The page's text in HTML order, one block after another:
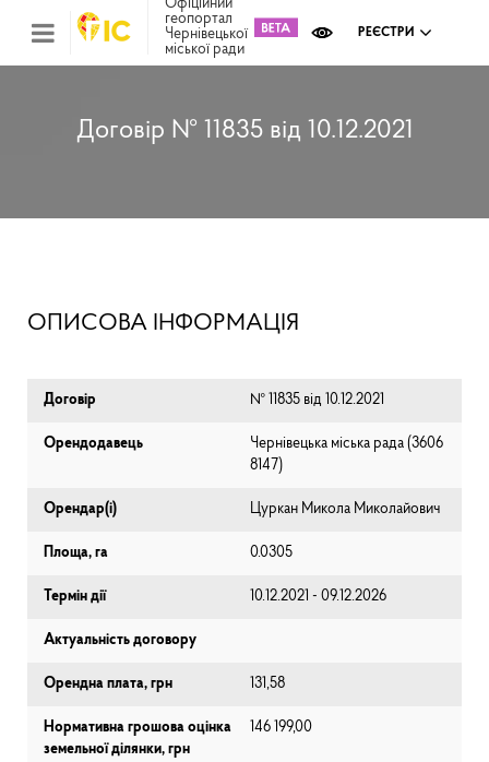
Офіційний
геопортал
Чернівецької
міської ради
РЕЄСТРИ
Договір № 11835 від 10.12.2021
ОПИСОВА ІНФОРМАЦІЯ
Договір № 11835 від 10.12.2021
Орендодавець
Чернівецька міська рада (⁨3606
8147⁩)
Орендар(і) Цуркан Микола Миколайович
Площа, га 0.0305
Термін дії 10.12.2021 - 09.12.2026
Актуальність договору
Орендна плата, грн 131,58
Нормативна грошова оцінка
земельної ділянки, грн
146 199,00